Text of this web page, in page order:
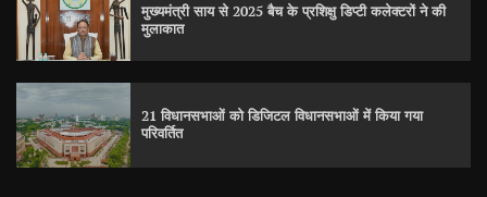
मुख्यमंत्री साय से 2025 बैच के प्रशिक्षु डिप्टी कलेक्टरों ने की
मुलाकात
21 विधानसभाओं को डिजिटल विधानसभाओं में किया गया
परिवर्तित